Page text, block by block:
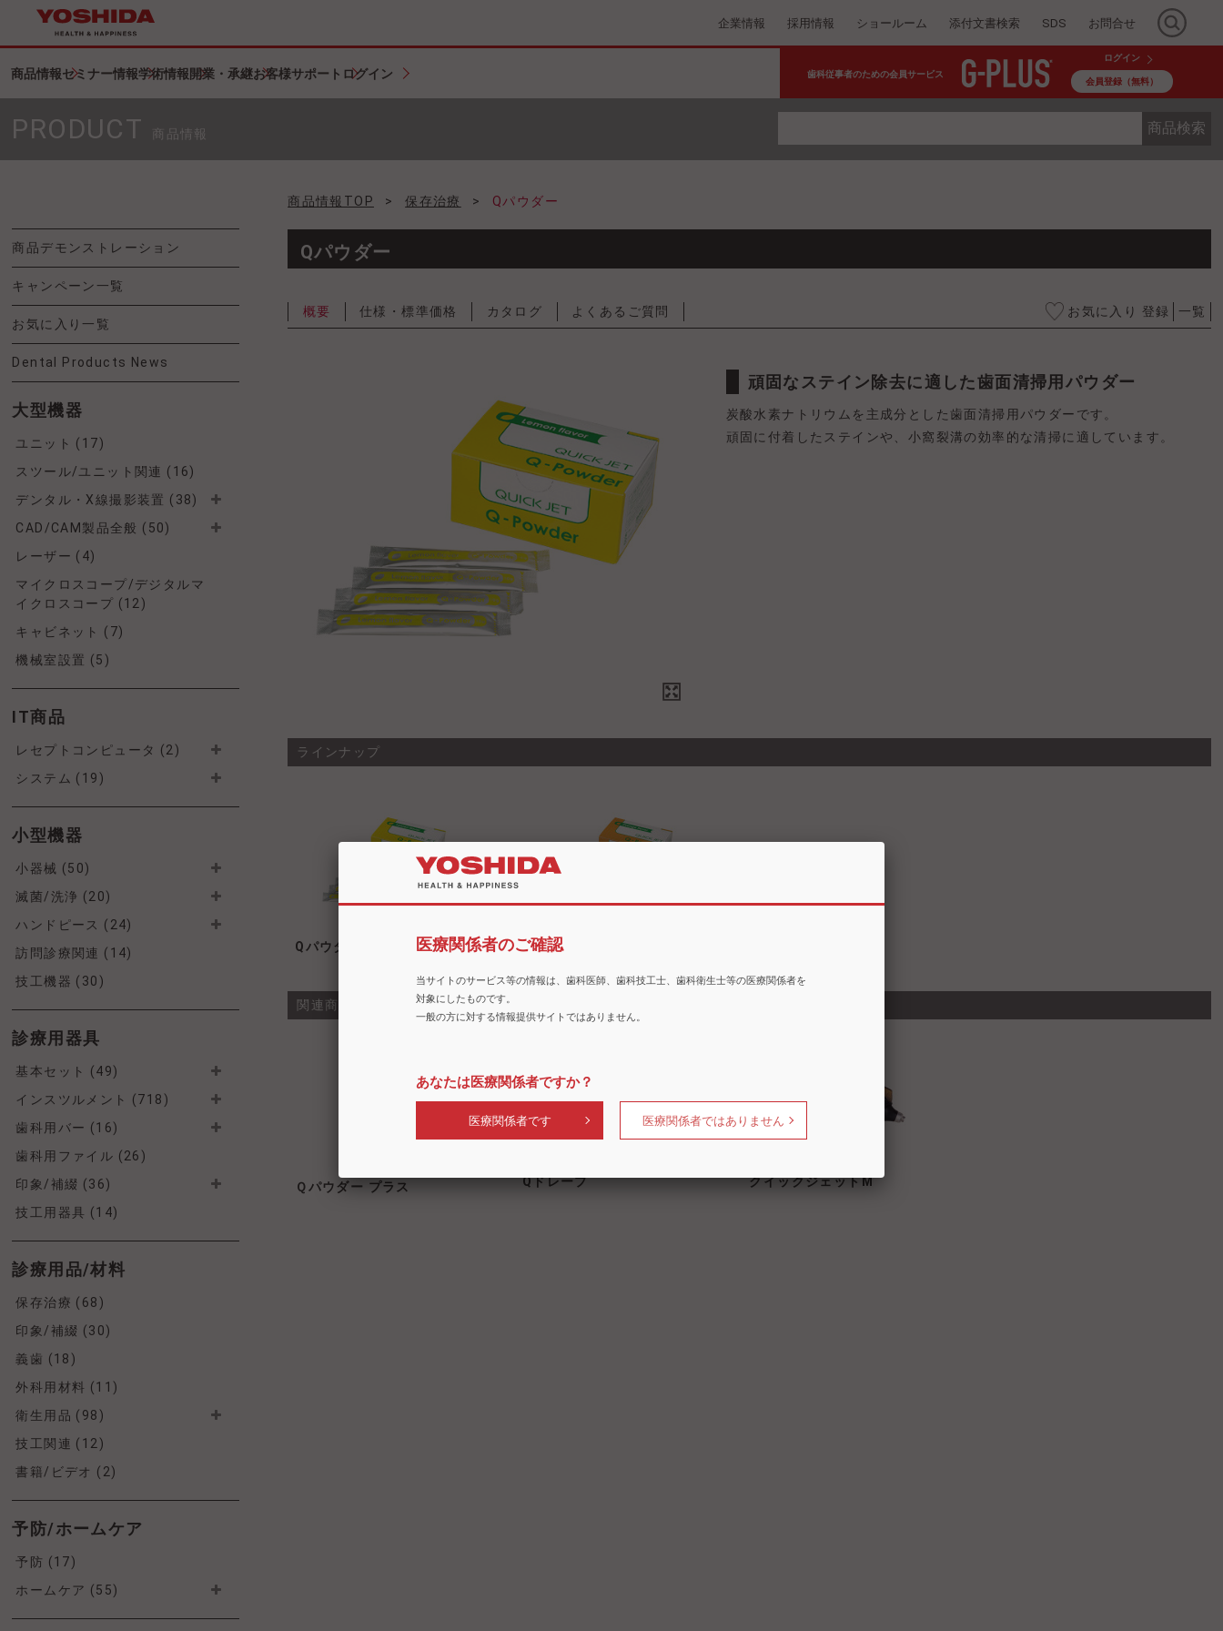
企業情報 採用情報 ショールーム 添付文書検索 SDS お問合せ
商品情報セミナー情報学術情報開業・承継お客様サポート ログイン 歯科従事者のための会員サービス
ログイン
会員登録（無料）
PRODUCT 商品情報 商品検索
商品デモンストレーション
キャンペーン一覧
お気に入り一覧
Dental Products News
大型機器
ユニット (17)
スツール/ユニット関連 (16)
デンタル・X線撮影装置 (38)
CAD/CAM製品全般 (50)
レーザー (4)
マイクロスコープ/デジタルマ
イクロスコープ (12)
キャビネット (7)
機械室設置 (5)
IT商品
レセプトコンピュータ (2)
システム (19)
小型機器
小器械 (50)
滅菌/洗浄 (20)
ハンドピース (24)
訪問診療関連 (14)
技工機器 (30)
診療用器具
基本セット (49)
インスツルメント (718)
歯科用バー (16)
歯科用ファイル (26)
印象/補綴 (36)
技工用器具 (14)
診療用品/材料
保存治療 (68)
印象/補綴 (30)
義歯 (18)
外科用材料 (11)
衛生用品 (98)
技工関連 (12)
書籍/ビデオ (2)
予防/ホームケア
予防 (17)
ホームケア (55)
商品情報TOP > 保存治療 > Qパウダー
Qパウダー
概要 仕様・標準価格 カタログ よくあるご質問 お気に入り 登録 一覧
頑固なステイン除去に適した歯面清掃用パウダー
炭酸水素ナトリウムを主成分とした歯面清掃用パウダーです。
頑固に付着したステインや、小窩裂溝の効率的な清掃に適しています。
ラインナップ
Qパウダー レモン Qパウダー オレンジ
関連商品・類似商品
Ｑパウダー プラス Qドレープ クイックジェットM
医療関係者のご確認
当サイトのサービス等の情報は、歯科医師、歯科技工士、歯科衛生士等の医療関係者を
対象にしたものです。
一般の方に対する情報提供サイトではありません。
あなたは医療関係者ですか？
医療関係者です 医療関係者ではありません